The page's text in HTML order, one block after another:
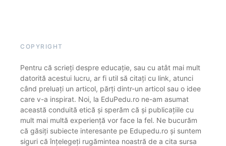
COPYRIGHT
Pentru că scrieți despre educație, sau cu atât mai mult
datorită acestui lucru, ar fi util să citați cu link, atunci
când preluați un articol, părți dintr-un articol sau o idee
care v-a inspirat. Noi, la EduPedu.ro ne-am asumat
această conduită etică și sperăm că și publicațiile cu
mult mai multă experiență vor face la fel. Ne bucurăm
că găsiți subiecte interesante pe Edupedu.ro și suntem
siguri că înțelegeți rugămintea noastră de a cita sursa